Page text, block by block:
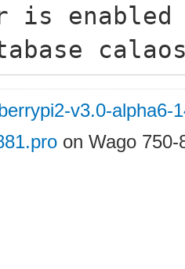
is enabled
v3.0-alpha6-
on Wago 750-